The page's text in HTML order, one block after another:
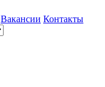
Вакансии Контакты